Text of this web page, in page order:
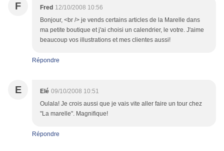
F Fred 12/10/2008 10:56
Bonjour, <br /> je vends certains articles de la Marelle dans
ma petite boutique et j'ai choisi un calendrier, le votre. J'aime
beaucoup vos illustrations et mes clientes aussi!
Répondre
E Elé 09/10/2008 10:51
Oulala! Je crois aussi que je vais vite aller faire un tour chez
"La marelle". Magnifique!
Répondre